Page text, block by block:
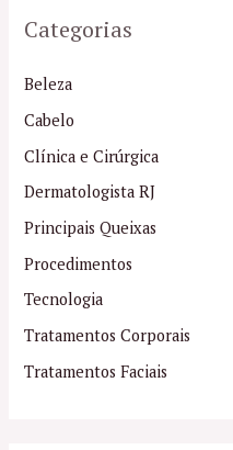
Categorias
Beleza
Cabelo
Clínica e Cirúrgica
Dermatologista RJ
Principais Queixas
Procedimentos
Tecnologia
Tratamentos Corporais
Tratamentos Faciais